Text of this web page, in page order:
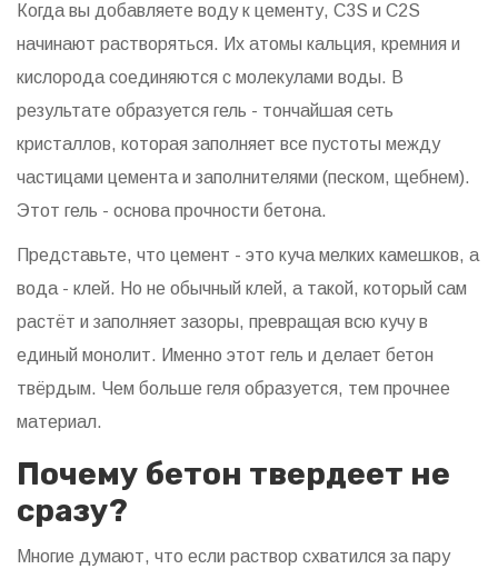
Когда вы добавляете воду к цементу, C3S и C2S
начинают растворяться. Их атомы кальция, кремния и
кислорода соединяются с молекулами воды. В
результате образуется гель - тончайшая сеть
кристаллов, которая заполняет все пустоты между
частицами цемента и заполнителями (песком, щебнем).
Этот гель - основа прочности бетона.
Представьте, что цемент - это куча мелких камешков, а
вода - клей. Но не обычный клей, а такой, который сам
растёт и заполняет зазоры, превращая всю кучу в
единый монолит. Именно этот гель и делает бетон
твёрдым. Чем больше геля образуется, тем прочнее
материал.
Почему бетон твердеет не
сразу?
Многие думают, что если раствор схватился за пару